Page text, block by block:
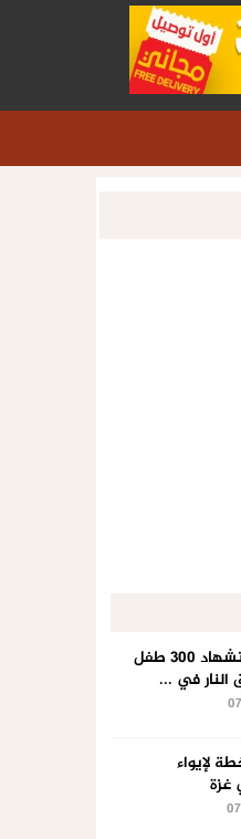
اليونيسف: استشهاد 300 طفل
في ...
لإيواء